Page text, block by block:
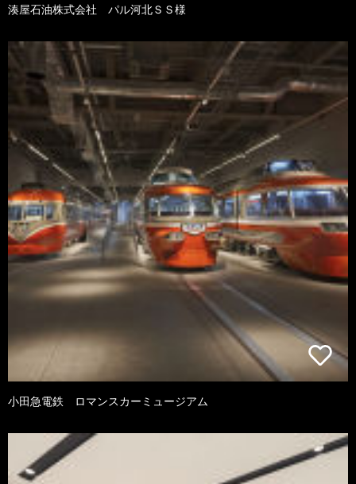
湊屋石油株式会社 パル河北ＳＳ様
小田急電鉄 ロマンスカーミュージアム